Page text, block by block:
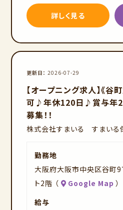
詳しく見る
更新日 2026-07-29
【オープニング求人】《谷
可♪年休120日♪賞与年
募集！！
株式会社すまいる すまいる
勤務地
大阪府大阪市中央区谷町9
ト2階 （
Google Map ）
給与